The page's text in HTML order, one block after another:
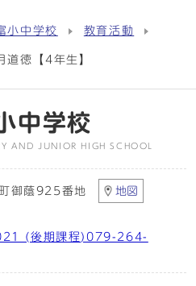
小中学校 教育活動
道徳【4年生】
中学校
AND JUNIOR HIGH SCHOOL
御蔭925番地 地図
(後期課程)079-264-